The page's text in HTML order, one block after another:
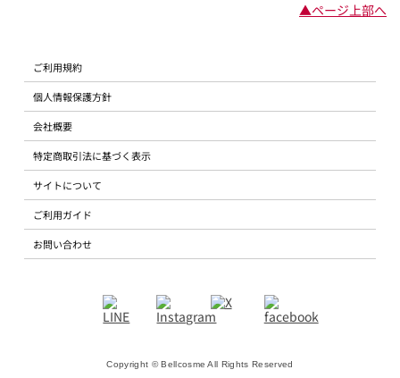
▲ページ上部へ
ご利用規約
個人情報保護方針
会社概要
特定商取引法に基づく表示
サイトについて
ご利用ガイド
お問い合わせ
Copyright © Bellcosme All Rights Reserved